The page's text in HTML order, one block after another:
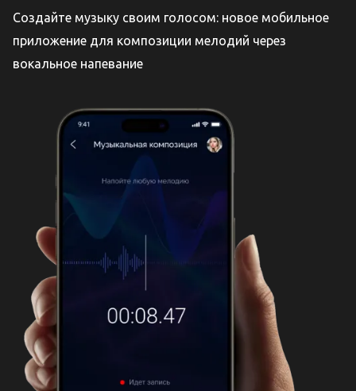
Создайте музыку своим голосом: новое мобильное
приложение для композиции мелодий через
вокальное напевание